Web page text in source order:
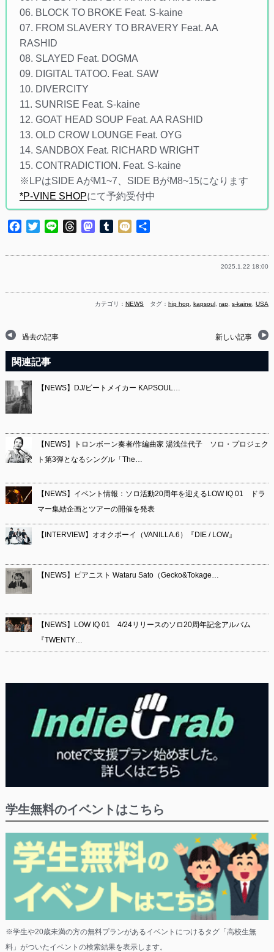
06. BLOCK TO BROKE Feat. S-kaine
07. FROM SLAVERY TO BRAVERY Feat. AA
RASHID
08. SLAYED Feat. DOGMA
09. DIGITAL TATOO. Feat. SAW
10. DIVERCITY
11. SUNRISE Feat. S-kaine
12. GOAT HEAD SOUP Feat. AA RASHID
13. OLD CROW LOUNGE Feat. OYG
14. SANDBOX Feat. RICHARD WRIGHT
15. CONTRADICTION. Feat. S-kaine
※LPはSIDE AがM1~7、SIDE BがM8~15になります
*P-VINE SHOPにて予約受付中
Facebook
TwitterLine ThreadsMastodon
Tumblr
Mixi
2025.1.22 18:00
カテゴリ：NEWS タグ：hip hop ,kapsoul ,rap ,s-kaine ,USA
過去の記事 新しい記事
関連記事
【NEWS】DJ/ビートメイカー KAPSOUL…
【NEWS】トロンボーン奏者/作編曲家 湯浅佳代子 ソロ・プロジェク
ト第3弾となるシングル「The…
【NEWS】イベント情報：ソロ活動20周年を迎えるLOW IQ 01 ドラ
マー集結企画とツアーの開催を発表
【INTERVIEW】オオクボーイ（VANILLA.6）『DIE / LOW』
【NEWS】ピアニスト Wataru Sato（Gecko&Tokage…
【NEWS】LOW IQ 01 4/24リリースのソロ20周年記念アルバム
『TWENTY…
学生無料のイベントはこちら
※学生や20歳未満の方の無料プランがあるイベントにつけるタグ「高校生無
料」がついたイベントの検索結果を表示します。